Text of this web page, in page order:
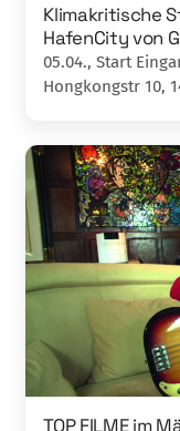
Klimakritische
HafenCity von
05.04., Start
Hongkongstr 10,
TOP FILME im